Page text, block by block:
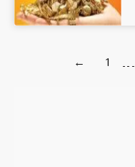
← 1 …